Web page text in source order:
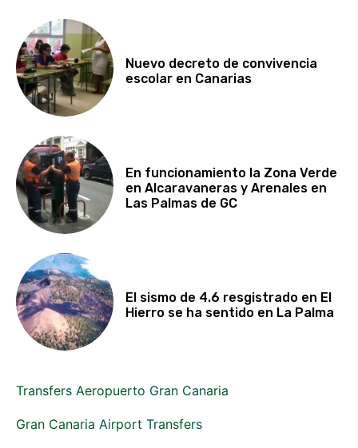
Nuevo decreto de convivencia
escolar en Canarias
En funcionamiento la Zona Verde
en Alcaravaneras y Arenales en
Las Palmas de GC
El sismo de 4.6 resgistrado en El
Hierro se ha sentido en La Palma
Transfers Aeropuerto Gran Canaria
Gran Canaria Airport Transfers